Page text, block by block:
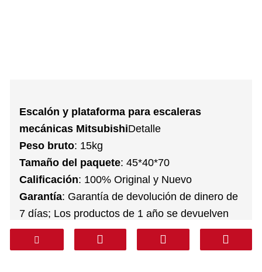
Escalón y plataforma para escaleras
mecánicas MitsubishiDetalle
Peso bruto: 15kg
Tamaño del paquete: 45*40*70
Calificación: 100% Original y Nuevo
Garantía: Garantía de devolución de dinero de
7 días; Los productos de 1 año se devuelven
gratuitamente
Servicio postventa: Soporte técnico,